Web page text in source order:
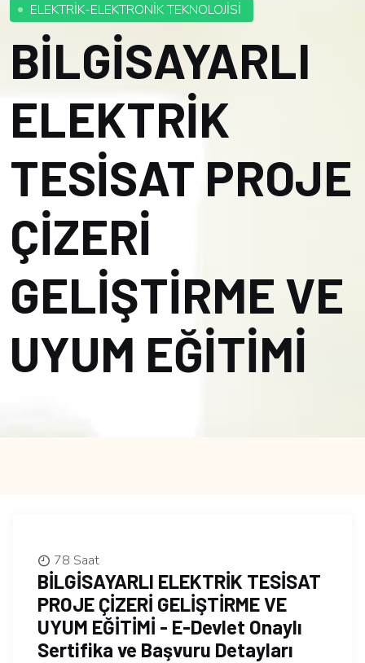
ELEKTRİK-ELEKTRONİK TEKNOLOJİSİ
BİLGİSAYARLI
ELEKTRİK
TESİSAT PROJE
ÇİZERİ
GELİŞTİRME VE
UYUM EĞİTİMİ
78 Saat
BİLGİSAYARLI ELEKTRİK TESİSAT
PROJE ÇİZERİ GELİŞTİRME VE
UYUM EĞİTİMİ - E-Devlet Onaylı
Sertifika ve Başvuru Detayları